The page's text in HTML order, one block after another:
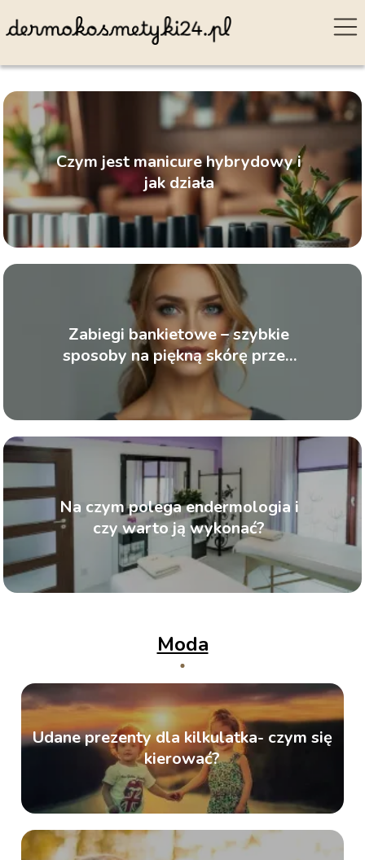
Czym jest manicure hybrydowy i
jak działa
Zabiegi bankietowe – szybkie
sposoby na piękną skórę przed
ważnym wydarzeniem
Na czym polega endermologia i
czy warto ją wykonać?
Moda
Udane prezenty dla kilkulatka- czym się
kierować?